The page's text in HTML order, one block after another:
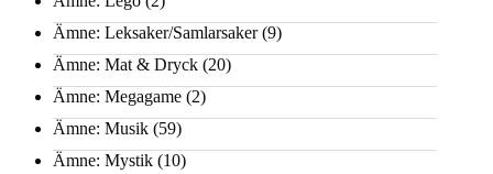
Ämne: Leksaker/Samlarsaker(9)
Ämne: Mat & Dryck (20)
Ämne: Megagame (2)
Ämne: Musik (59)
Ämne: Mystik (10)